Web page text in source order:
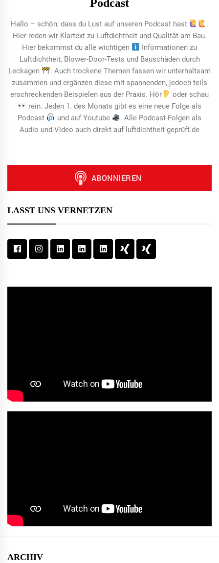
Podcast
Hallo – schön, dass du Lust auf unseren Podcast hast
.
Hier reden wir Klartext zu Luftdichtheit und Qualität am Bau.
Hier bekommst du alle wichtigen
Informationen zu
Luftdichtheit, Blower-Door-Tests und Bauschäden durch
Leckagen
. Auch trockene Themen fassen wir unterhaltsam
zusammen und ergänzen diese mit spannenden, jedoch teils
erschreckenden Beispielen aus der Praxis. Hör
oder schau
rein. Jeden 1. des Monats gibt es eine neue Folge als
Podcast
und auf Youtube
. Alle Podcast-Folgen als
Audio und Video auch direkt auf luftdichtheit-geprüft.de
LASST UNS VERNETZEN
ARCHIV